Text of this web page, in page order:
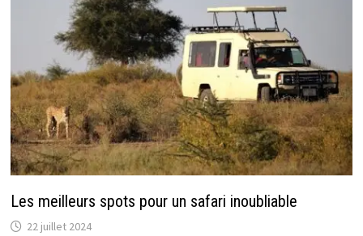
Les meilleurs spots pour un safari inoubliable
22 juillet 2024